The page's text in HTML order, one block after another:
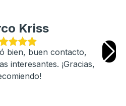
Kriss
bien, buen contacto,
interesantes. ¡Gracias,